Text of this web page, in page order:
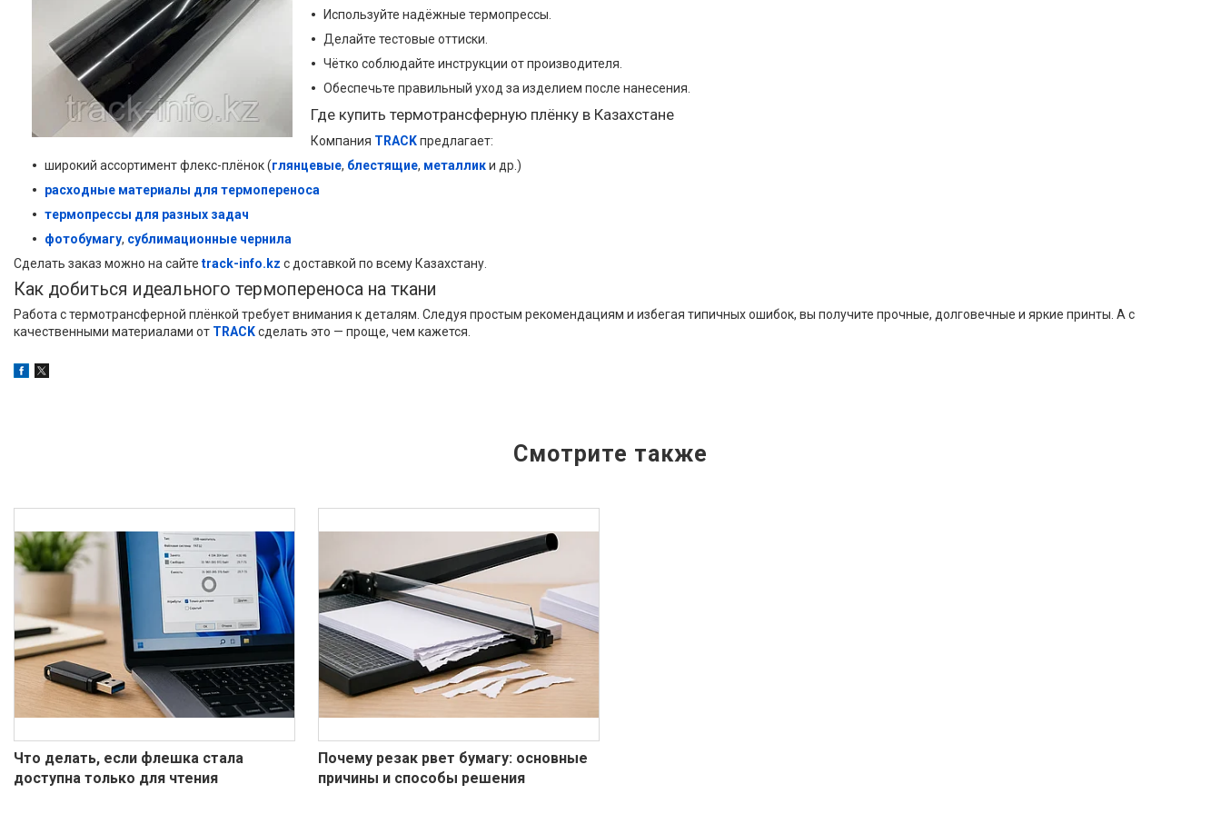
Используйте надёжные термопрессы.
Делайте тестовые оттиски.
Чётко соблюдайте инструкции от производителя.
Обеспечьте правильный уход за изделием после нанесения.
Где купить термотрансферную плёнку в Казахстане
Компания TRACKпредлагает:
широкий ассортимент флекс-плёнок (глянцевые, блестящие, металлики др.)
расходные материалы для термопереноса
термопрессы для разных задач
фотобумагу, сублимационные чернила
Сделать заказ можно на сайте track-info.kz с доставкой по всему Казахстану.
Как добиться идеального термопереноса на ткани
Работа с термотрансферной плёнкой требует внимания к деталям. Следуя простым рекомендациям и избегая типичных ошибок, вы получите прочные, долговечные и яркие принты. А с
качественными материалами от TRACKсделать это — проще, чем кажется.
Что делать, если флешка стала
доступна только для чтения
Почему резак рвет бумагу: основные
причины и способы решения